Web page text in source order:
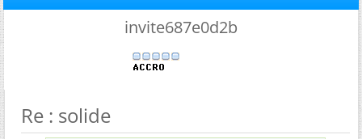
invite687e0d2b
Re : solide